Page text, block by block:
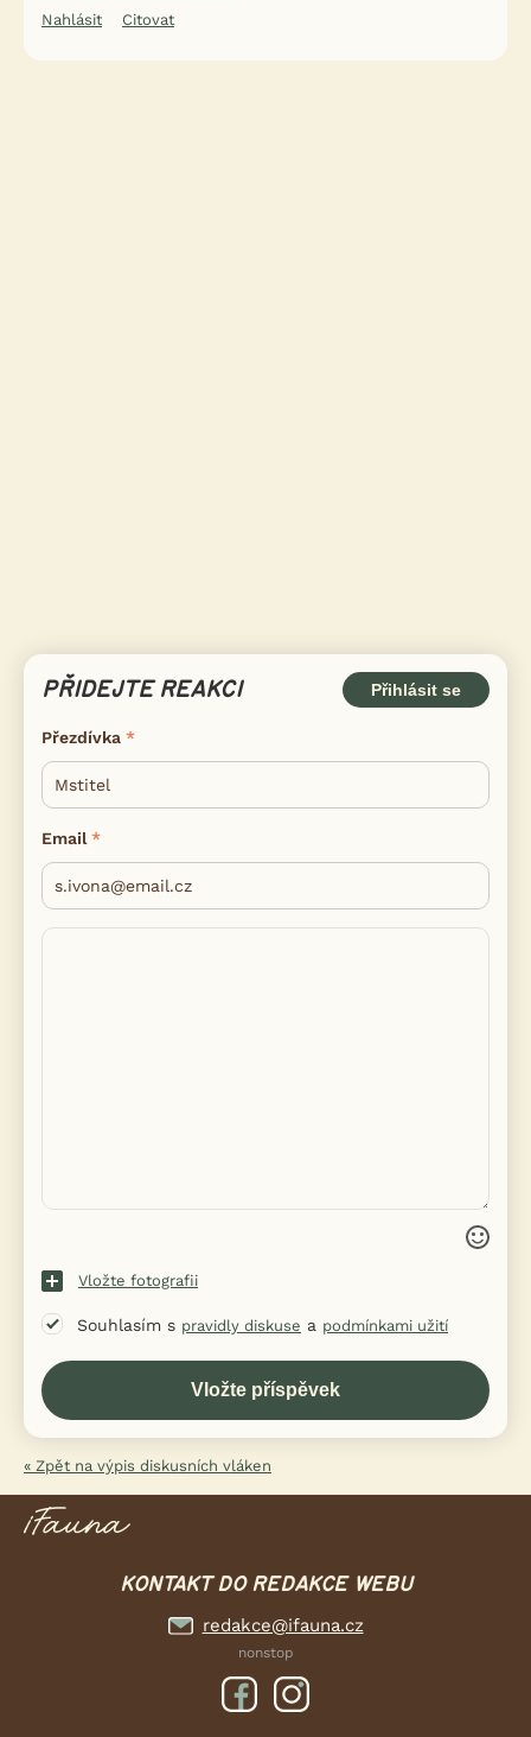
Nahlásit
Citovat
PŘIDEJTE REAKCI Přihlásit se
Přezdívka
Email
Vložte fotografii
Souhlasím s pravidly diskuse a podmínkami užití
« Zpět na výpis diskusních vláken
KONTAKT DO REDAKCE WEBU
redakce@ifauna.cz
nonstop